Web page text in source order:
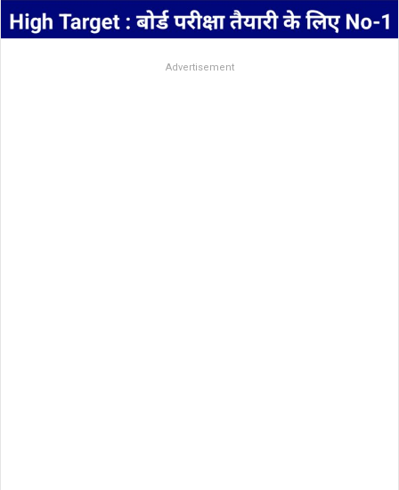
Advertisement